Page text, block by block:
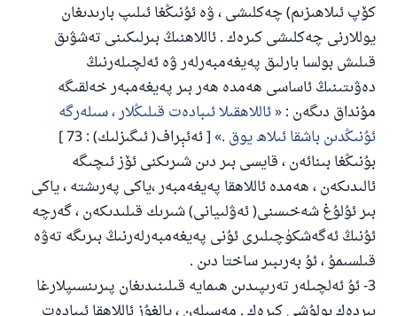
كۆپ ئىلاھىزىم) چەكلىشى ، ۋە ئۇنىڭغا ئىلىپ بارىدىغان
يوللارنى چەكلىشى كىرەك . ئاللاھنىڭ بىرلىكىنى تەشۋىق
قىلىش بولسا بارلىق پەيغەمبەرلەر ۋە ئەلچىلەرنىڭ
دەۋىتىنىڭ ئاساسى ھەمدە ھەر بىر پەيغەمبەر خەلقىگە
مۇنداق دىگەن : ئاللاھقىلا ئىبادەت قىلىڭلار ، سىلەرگە
ئۇنىڭدىن باشقا ئىلاھ يوق .
[ ئەئېراف( ئىگىزلىك) : 73 ]
بۇنىڭغا بىنائەن ، قايسى بىر دىن شىرىكنى ئۆز ئىچىگە
ئالىدىكەن ، ھەمدە ئاللاھقا پەيغەمبەر ،ياكى پەرىشتە ، ياكى
بىر ئۇلۇغ شەخىسنى( ئەۋلىيانى) شىرىك قىلىدىكەن ، گەرچە
ئۇنىڭ ئەگەشكۈچىلىرى ئۇنى پەيغەمبەرلەرنىڭ بىرىگە تەۋە
قىلسىمۇ ، ئۇ بەرىبىر ساختا دىن .
3- ئۇ ئەلچىلەر تەرىپىدىن ھىمايە قىلىنىدىغان پىرىنسىپلارغا